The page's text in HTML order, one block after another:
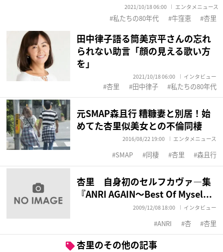
2021/10/18 06:00 エンタメニュース
私たちの80年代 牛窪恵 杏里
田中律子語る筒美京平さんの忘れ
られない助言「顔の見える歌い方
を」
2021/10/18 06:00 インタビュー
杏里 田中律子 私たちの80年代
元SMAP森且行 糟糠妻と別居！始
めてた杏里似美女との不倫同棲
2016/08/22 19:00 エンタメニュース
SMAP 同棲 杏里 森且行
杏里 自身初のセルフカヴァ―集
『ANRI AGAIN～Best Of Mysel...
2009/12/08 18:00 インタビュー
ANRI 杏 杏里
杏里のその他の記事